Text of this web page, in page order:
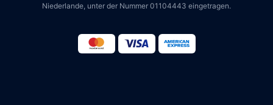
Niederlande, unter der Nummer 01104443 eingetragen.